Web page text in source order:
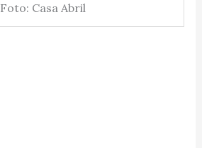
Foto: Casa Abril